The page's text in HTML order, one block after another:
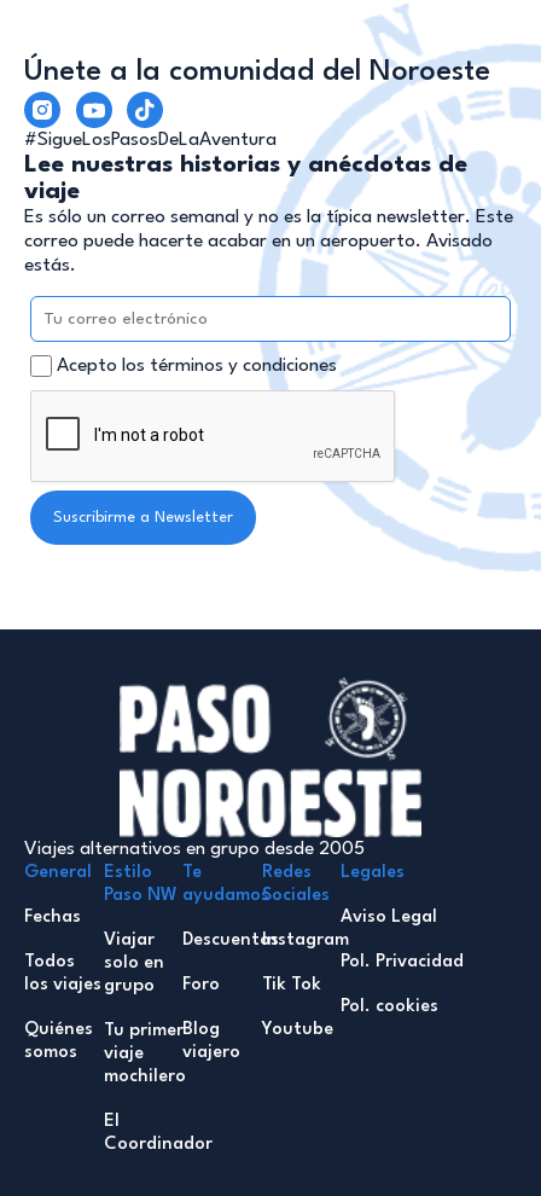
Únete a la comunidad del Noroeste
#SigueLosPasosDeLaAventura
Lee nuestras historias y anécdotas de
viaje
Es sólo un correo semanal y no es la típica newsletter. Este
correo puede hacerte acabar en un aeropuerto. Avisado
estás.
Acepto los términos y condiciones
Viajes alternativos en grupo desde 2005
General
Fechas
Todos
los viajes
Quiénes
somos
Estilo
Paso NW
Viajar
solo en
grupo
Tu primer
viaje
mochilero
El
Coordinador
Te
ayudamos
Descuentos
Foro
Blog
viajero
Redes
Sociales
Instagram
Tik Tok
Youtube
Legales
Aviso Legal
Pol. Privacidad
Pol. cookies